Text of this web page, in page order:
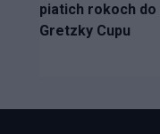
piatich rokoch
Gretzky Cupu